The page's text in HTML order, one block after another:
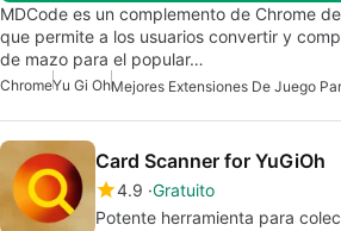
MDCode es un complemento de Chrome
que permite a los usuarios convertir y
de mazo para el popular…
ChromeYu Gi Oh
Card Scanner for YuGiOh
4.9 Gratuito
Potente herramienta para